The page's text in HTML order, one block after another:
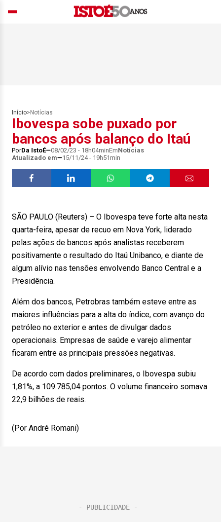
Início> Notícias
Ibovespa sobe puxado por
bancos após balanço do Itaú
PorDa IstoÉ 08/02/23 - 18h04minEmNotícias
Atualizado em
15/11/24 - 19h51min
SÃO PAULO (Reuters) – O Ibovespa teve forte alta nesta
quarta-feira, apesar de recuo em Nova York, liderado
pelas ações de bancos após analistas receberem
positivamente o resultado do Itaú Unibanco, e diante de
algum alívio nas tensões envolvendo Banco Central e a
Presidência.
Além dos bancos, Petrobras também esteve entre as
maiores influências para a alta do índice, com avanço do
petróleo no exterior e antes de divulgar dados
operacionais. Empresas de saúde e varejo alimentar
ficaram entre as principais pressões negativas.
De acordo com dados preliminares, o Ibovespa subiu
1,81%, a 109.785,04 pontos. O volume financeiro somava
22,9 bilhões de reais.
(Por André Romani)